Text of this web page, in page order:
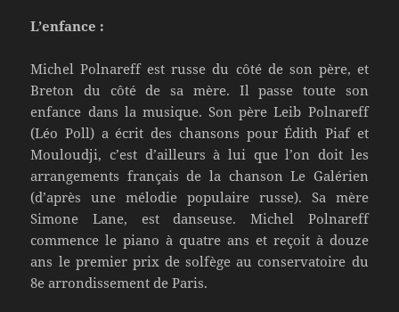
L’enfance :
Michel Polnareff est russe du côté de son père, et
Breton du côté de sa mère. Il passe toute son
enfance dans la musique. Son père Leib Polnareff
(Léo Poll) a écrit des chansons pour Édith Piaf et
Mouloudji, c’est d’ailleurs à lui que l’on doit les
arrangements français de la chanson Le Galérien
(d’après une mélodie populaire russe). Sa mère
Simone Lane, est danseuse. Michel Polnareff
commence le piano à quatre ans et reçoit à douze
ans le premier prix de solfège au conservatoire du
8e arrondissement de Paris.